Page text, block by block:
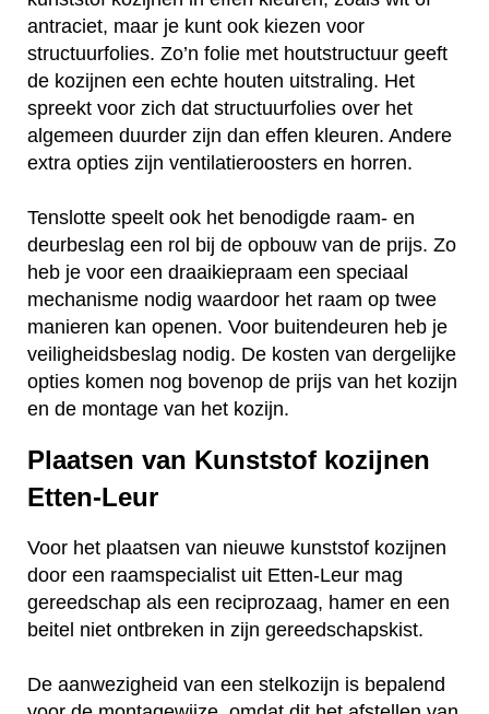
antraciet, maar je kunt ook kiezen voor
structuurfolies. Zo’n folie met houtstructuur geeft
de kozijnen een echte houten uitstraling. Het
spreekt voor zich dat structuurfolies over het
algemeen duurder zijn dan effen kleuren. Andere
extra opties zijn ventilatieroosters en horren.
Tenslotte speelt ook het benodigde raam- en
deurbeslag een rol bij de opbouw van de prijs. Zo
heb je voor een draaikiepraam een speciaal
mechanisme nodig waardoor het raam op twee
manieren kan openen. Voor buitendeuren heb je
veiligheidsbeslag nodig. De kosten van dergelijke
opties komen nog bovenop de prijs van het kozijn
en de montage van het kozijn.
Plaatsen van Kunststof kozijnen
Etten-Leur
Voor het plaatsen van nieuwe kunststof kozijnen
door een raamspecialist uit Etten-Leur mag
gereedschap als een reciprozaag, hamer en een
beitel niet ontbreken in zijn gereedschapskist.
De aanwezigheid van een stelkozijn is bepalend